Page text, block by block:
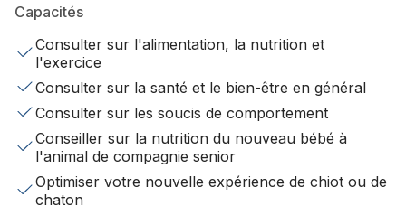
Capacités
Consulter sur l'alimentation, la nutrition et
l'exercice
Consulter sur la santé et le bien-être en général
Consulter sur les soucis de comportement
Conseiller sur la nutrition du nouveau bébé à
l'animal de compagnie senior
Optimiser votre nouvelle expérience de chiot ou de
chaton